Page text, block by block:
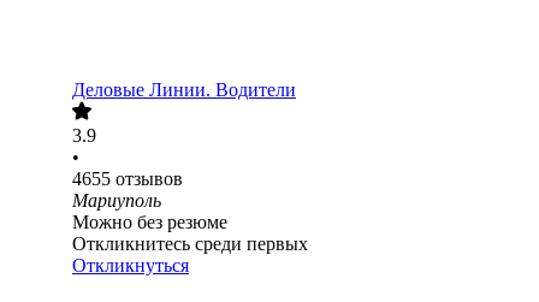
Деловые Линии. Водители
3.9
•
4655 отзывов
Мариуполь
Можно без резюме
Откликнитесь среди первых
Откликнуться